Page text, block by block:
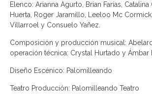
Elenco: Arianna Agurto, Brian Farías, Catalina
Huerta, Roger Jaramillo, Leeloo Mc
Villarroel y Consuelo Yañez.
Composición y producción musical:
operación técnica: Crystal Hurtado y Ámbar
Diseño Escénico: Palomilleando
Teatro Producción: Palomilleando Teatro